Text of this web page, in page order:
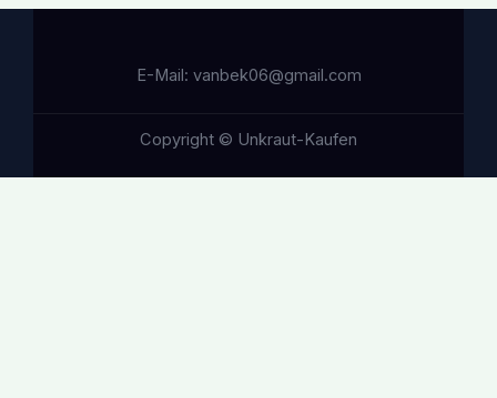
E-Mail: vanbek06@gmail.com
Copyright © Unkraut-Kaufen